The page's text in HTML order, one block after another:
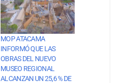
MOP ATACAMA
INFORMÓ QUE LAS
OBRAS DEL NUEVO
MUSEO REGIONAL
ALCANZAN UN 25,6 % DE